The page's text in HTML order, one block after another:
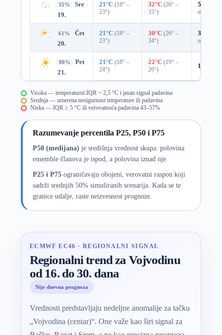
35%
Sre
19.
21°C (18° –
23°)
32°C (26° –
35°)
51%
mm)
61%
Čet
20.
21°C (18° –
23°)
30°C (26° –
34°)
33%
mm)
80%
Pet
21.
21°C (18° –
24°)
22°C (19° –
26°)
10%
Visoka — temperaturni IQR < 2,5 °C i jasan signal padavina
Srednja — umerena nesigurnost temperature ili padavina
Niska — IQR ≥ 5 °C ili verovatnoća padavina 43–57%
Razumevanje percentila P25, P50 i P75
P50 (medijana) je središnja vrednost skupa: polovina
ensemble članova je ispod, a polovina iznad nje.
P25 i P75ograničavaju obojeni, verovatni raspon koji
sadrži srednjih 50% simuliranih scenarija. Kada se te
granice udalje, raste neizvesnost prognoze.
ECMWF EC46 · REGIONALNI SIGNAL
Regionalni trend za Vojvodinu
od 16. do 30. dana
Nije dnevna prognoza
Vrednosti predstavljaju nedeljne anomalije za tačku
„Vojvodina (centar)“. One važe kao širi signal za